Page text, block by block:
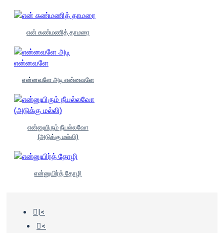
என் கண்மணித் தாமரை
என்னவளே அடி என்னவளே
என்னுயிரும் நீயல்லவோ
(அடுக்கு மல்லி)
என்னுயிர்த் தோழி
|<
<